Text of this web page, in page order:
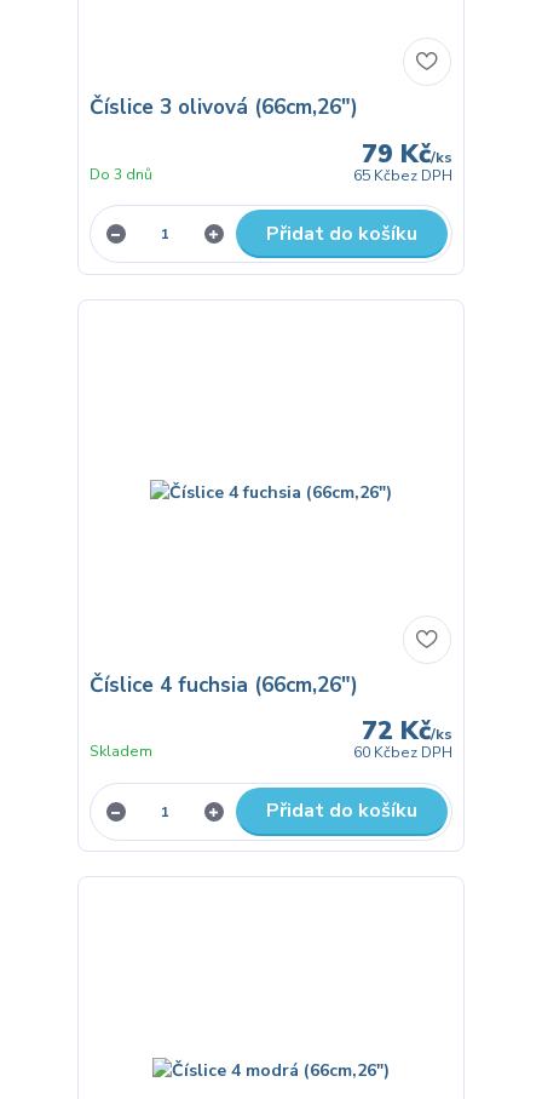
Číslice 3 olivová (66cm,26")
79 Kč/ks
65 Kčbez DPH
Do 3 dnů
Přidat do košíku
Číslice 4 fuchsia (66cm,26")
72 Kč/ks
60 Kčbez DPH
Skladem
Přidat do košíku